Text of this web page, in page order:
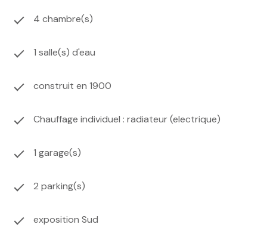
4 chambre(s)
1 salle(s) d'eau
construit en 1900
Chauffage individuel : radiateur (electrique)
1 garage(s)
2 parking(s)
exposition Sud